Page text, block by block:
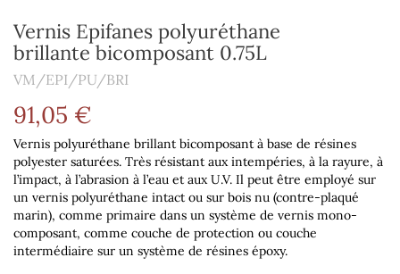
Vernis Epifanes polyuréthane
brillante bicomposant 0.75L
VM/EPI/PU/BRI
91,05 €
Vernis polyuréthane brillant bicomposant à base de résines
polyester saturées. Très résistant aux intempéries, à la rayure, à
l’impact, à l’abrasion à l’eau et aux U.V. Il peut être employé sur
un vernis polyuréthane intact ou sur bois nu (contre-plaqué
marin), comme primaire dans un système de vernis mono-
composant, comme couche de protection ou couche
intermédiaire sur un système de résines époxy.